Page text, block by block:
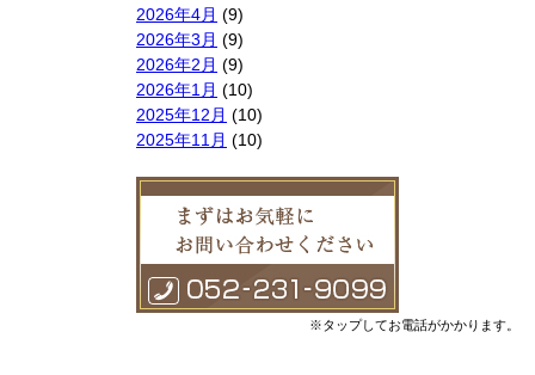
2026年4月 (9)
2026年3月 (9)
2026年2月 (9)
2026年1月 (10)
2025年12月 (10)
2025年11月 (10)
2025年8月(9)
2025年7月(10)
2025年6月(10)
2025年5月(10)
2025年4月(10)
※タップしてお電話がかかります。